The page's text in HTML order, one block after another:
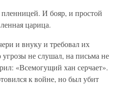
И бояр, и простой
царица.
и внуку и требовал их
не слушал, на письма не
«Всемогущий хан серчает».
к войне, но был убит